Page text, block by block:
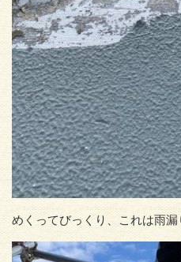
めくってびっくり、これは雨漏